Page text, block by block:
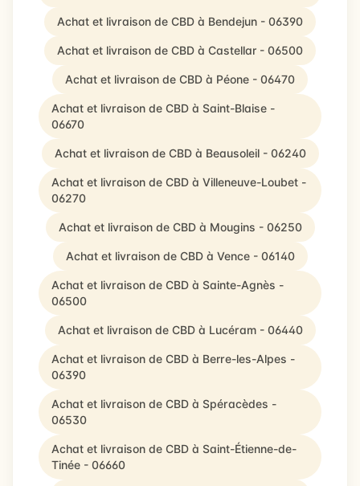
Achat et livraison de CBD à Bendejun - 06390
Achat et livraison de CBD à Castellar - 06500
Achat et livraison de CBD à Péone - 06470
Achat et livraison de CBD à Saint-Blaise -
06670
Achat et livraison de CBD à Beausoleil - 06240
Achat et livraison de CBD à Villeneuve-Loubet -
06270
Achat et livraison de CBD à Mougins - 06250
Achat et livraison de CBD à Vence - 06140
Achat et livraison de CBD à Sainte-Agnès -
06500
Achat et livraison de CBD à Lucéram - 06440
Achat et livraison de CBD à Berre-les-Alpes -
06390
Achat et livraison de CBD à Spéracèdes -
06530
Achat et livraison de CBD à Saint-Étienne-de-
Tinée - 06660